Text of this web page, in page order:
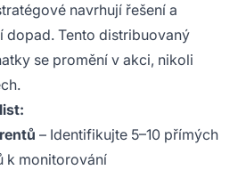
navrhují řešení a
dopad. Tento distribuovaný
se promění v akci, nikoli
– Identifikujte 5–10 přímých
k monitorování